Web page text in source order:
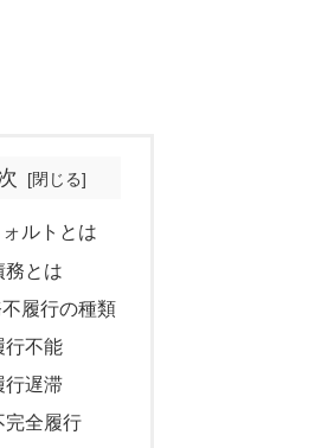
ルトとは
務とは
履行の種類
行不能
行遅滞
完全履行